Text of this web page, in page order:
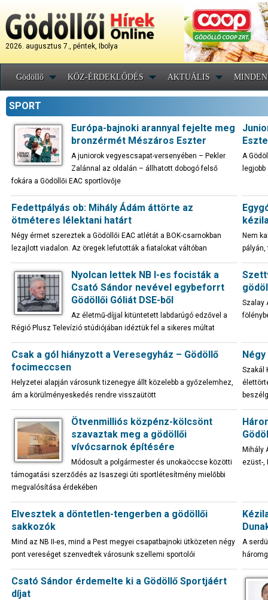
2026. augusztus 7., péntek, Ibolya
Gödöllő KÖZ-ÉRDEKLŐDÉS AKTUÁLIS
SPORT
Európa-bajnoki arannyal fejelte meg
bronzérmét Mészáros Eszter
A juniorok vegyescsapat-versenyében – Pekler
Zalánnal az oldalán – állhatott dobogó felső
fokára a Gödöllői EAC sportlövője
A
Fedettpályás ob: Mihály Ádám áttörte az
ötméteres lélektani határt
Négy érmet szereztek a Gödöllői EAC atlétát a BOK-csarnokban
lezajlott viadalon. Az öregek lefutották a fiatalokat váltóban
Nem
Nyolcan lettek NB I-es focisták a
Csató Sándor nevével egybeforrt
Gödöllői Góliát DSE-ből
Az életmű-díjjal kitüntetett labdarúgó edzővel a
Régió Plusz Televízió stúdiójában idéztük fel a sikeres múltat
Szalay
Csak a gól hiányzott a Veresegyház – Gödöllő
focimeccsen
Helyzetei alapján városunk tizenegye állt közelebb a győzelemhez,
ám a körülményeskedés rendre visszaütött
Szakál
Ötvenmilliós közpénz-kölcsönt
szavaztak meg a gödöllői
vívócsarnok építésére
Módosult a polgármester és unokaöccse közötti
támogatási szerződés az Isaszegi úti sportlétesítmény mielőbbi
megvalósítása érdekében
Mihály
ezüst-,
Elvesztek a döntetlen-tengerben a gödöllői
sakkozók
Mind az NB II-es, mind a Pest megyei csapatbajnoki ütközeten négy
pont vereséget szenvedtek városunk szellemi sportolói
A
Csató Sándor érdemelte ki a Gödöllő Sportjáért
díjat